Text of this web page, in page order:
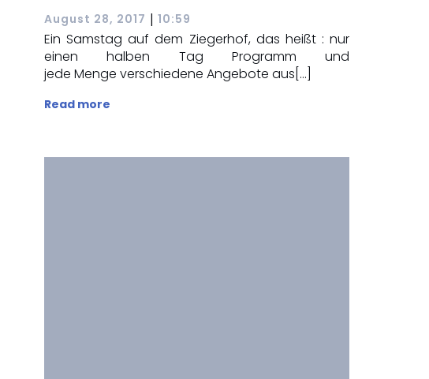
August 28, 2017 | 10:59
Ein Samstag auf dem Ziegerhof, das heißt : nur
einen halben Tag Programm und
jede Menge verschiedene Angebote aus[…]
Read more